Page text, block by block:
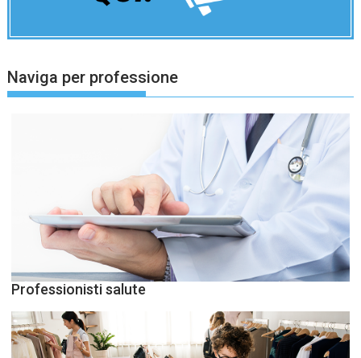
Naviga per professione
Professionisti salute